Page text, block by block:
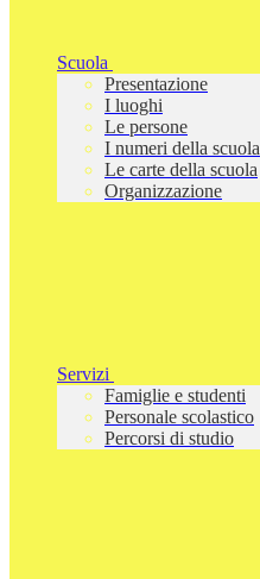
Scuola
Presentazione
I luoghi
Le persone
I numeri della scuola
Le carte della scuola
Organizzazione
Servizi
Famiglie e studenti
Personale scolastico
Percorsi di studio